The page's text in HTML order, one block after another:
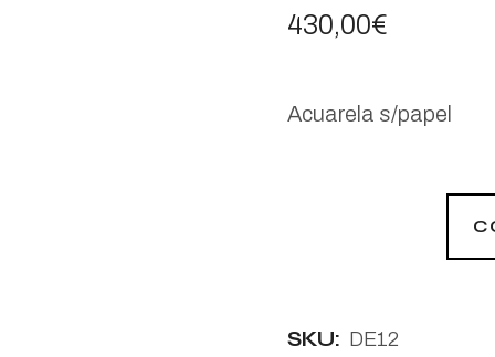
430,00€
Acuarela s/papel
SKU: DE12